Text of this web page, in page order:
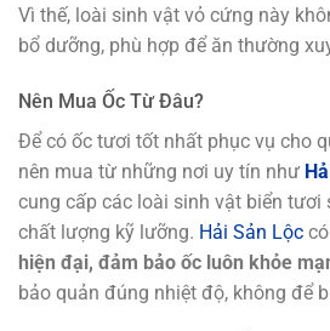
Vì thế, loài sinh vật vỏ cứng này
bổ dưỡng, phù hợp để ăn thường
Nên Mua Ốc Từ Đâu?
Để có ốc tươi tốt nhất phục vụ cho
nên mua từ những nơi uy tín như
cung cấp các loài sinh vật biển tươi
chất lượng kỹ lưỡng. Hải Sản Lộc có
hiện đại, đảm bảo ốc luôn khỏe
bảo quản đúng nhiệt độ, không để